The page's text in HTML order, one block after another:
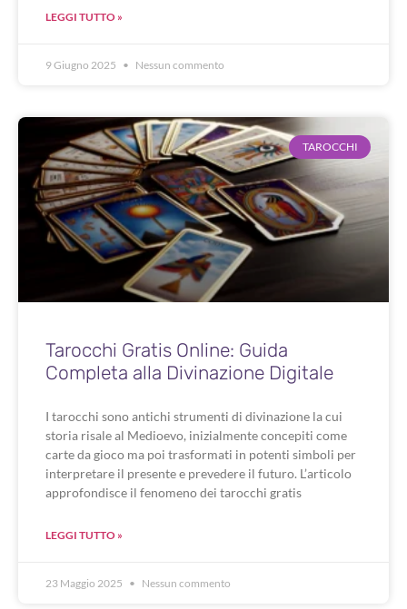
LEGGI TUTTO »
9 Giugno 2025 Nessun commento
TAROCCHI
Tarocchi Gratis Online: Guida
Completa alla Divinazione Digitale
I tarocchi sono antichi strumenti di divinazione la cui
storia risale al Medioevo, inizialmente concepiti come
carte da gioco ma poi trasformati in potenti simboli per
interpretare il presente e prevedere il futuro. L’articolo
approfondisce il fenomeno dei tarocchi gratis
LEGGI TUTTO »
23 Maggio 2025 Nessun commento